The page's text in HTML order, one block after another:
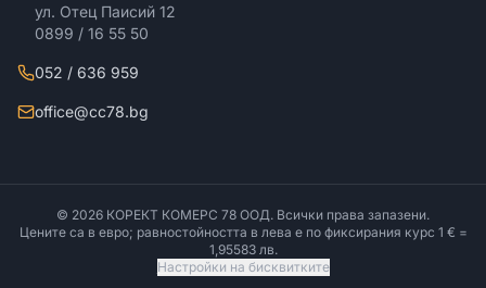
ул. Отец Паисий 12
0899 / 16 55 50
052 / 636 959
office@cc78.bg
© 2026 КОРЕКТ КОМЕРС 78 ООД. Всички права запазени.
Цените са в евро; равностойността в лева е по фиксирания курс 1 € =
1,95583 лв.
Настройки на бисквитките